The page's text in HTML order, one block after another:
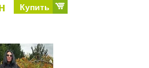
Купить